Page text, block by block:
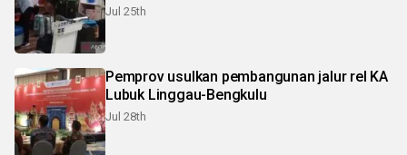
Jul 25th
Pemprov usulkan pembangunan jalur rel KA
Lubuk Linggau-Bengkulu
Jul 28th